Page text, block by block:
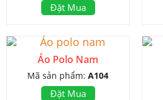
Đặt Mua
Áo Polo Nam
Mã sản phẩm: A104
Đặt Mua